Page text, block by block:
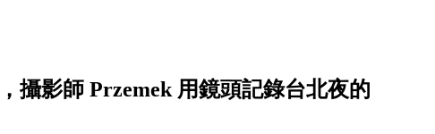
攝影師 Przemek 用鏡頭記錄台北夜的